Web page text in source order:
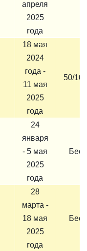
апреля
2025
года
18 мая
2024
года -
11 мая
2025
года
50/
24
января
- 5 мая
2025
года
28
марта -
18 мая
2025
года